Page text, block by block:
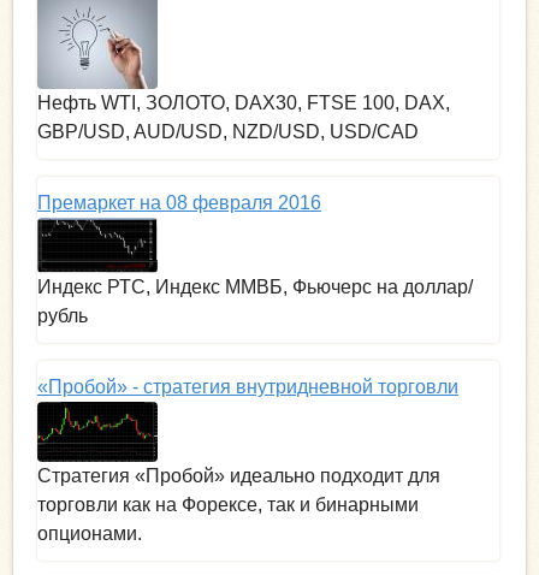
Нефть WTI, ЗОЛОТО, DAX30, FTSE 100, DAX,
GBP/USD, AUD/USD, NZD/USD, USD/CAD
Премаркет на 08 февраля 2016
Индекс РТС, Индекс ММВБ, Фьючерс на доллар/
рубль
«Пробой» - стратегия внутридневной торговли
Стратегия «Пробой» идеально подходит для
торговли как на Форексе, так и бинарными
опционами.